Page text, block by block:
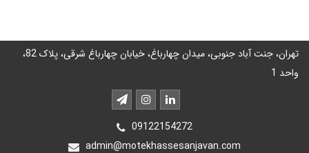
تهران، جنت آباد جنوبی، میدان چهارباغ، خیابان چهارباغ شرقی، پلاک 82،
واحد 1
09122154272
admin@motekhassesanjavan.com